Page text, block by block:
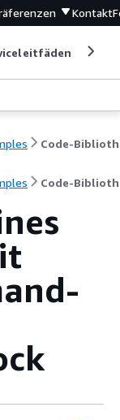
Kontakt
Code-
Code-